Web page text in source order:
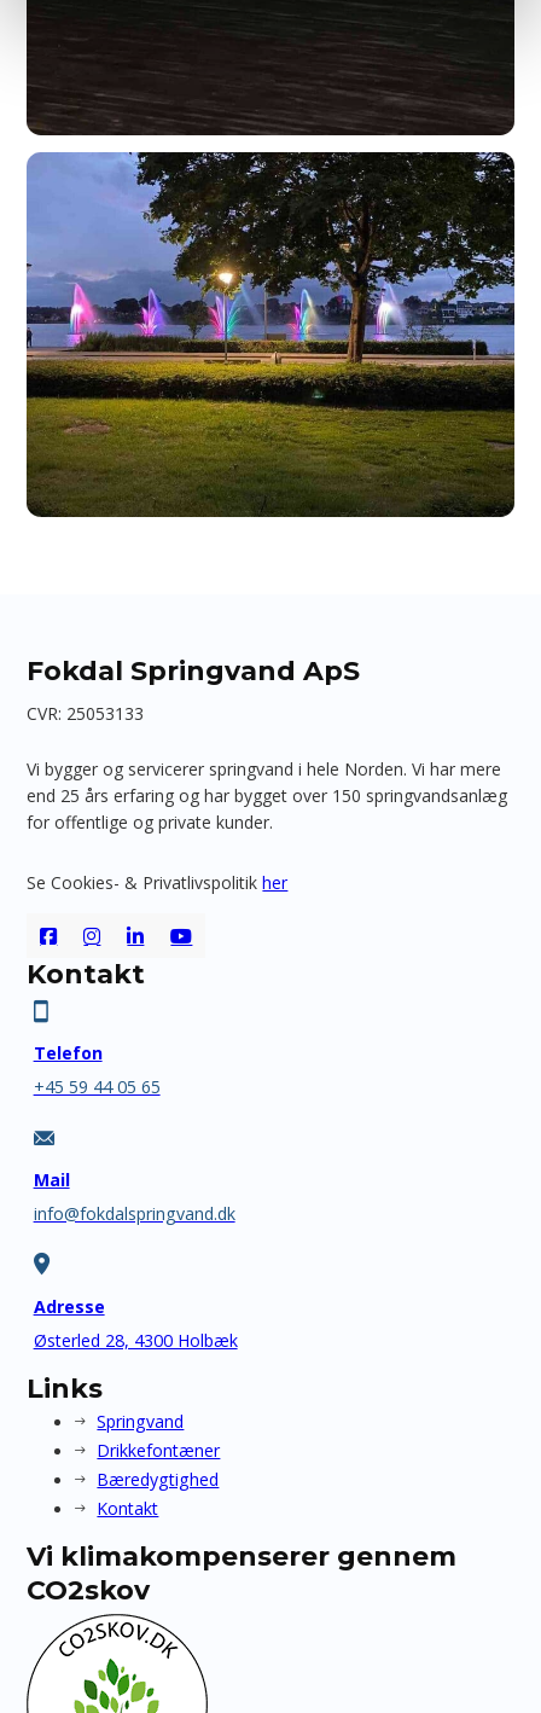
Fokdal Springvand ApS
CVR: 25053133
Vi bygger og servicerer springvand i hele Norden. Vi har mere
end 25 års erfaring og har bygget over 150 springvandsanlæg
for offentlige og private kunder.
Se Cookies- & Privatlivspolitikher
Kontakt
Telefon
+45 59 44 05 65
Mail
info@fokdalspringvand.dk
Adresse
Østerled 28, 4300 Holbæk
Links
Springvand
Drikkefontæner
Bæredygtighed
Kontakt
Vi klimakompenserer gennem
CO2skov